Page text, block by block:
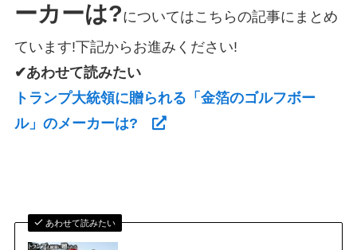
ーカーは?についてはこちらの記事にまとめ
ています!下記からお進みください!
✔あわせて読みたい
トランプ大統領に贈られる「金箔のゴルフボー
ル」のメーカーは?
あわせて読みたい